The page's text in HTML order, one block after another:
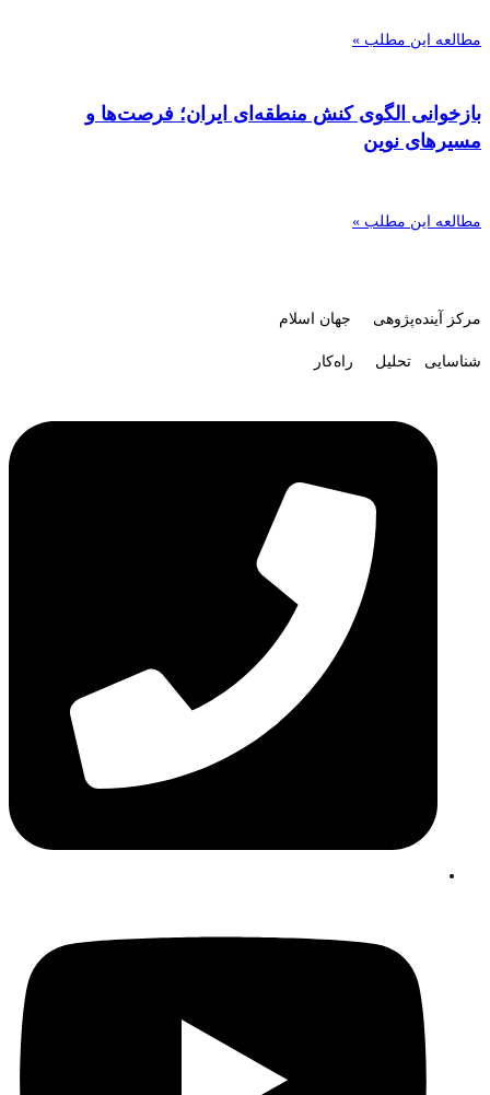
مطالعه این مطلب »
بازخوانی الگوی کنش منطقه‌ای ایران؛ فرصت‌ها و
مسیرهای نوین
مطالعه این مطلب »
مرکز آینده‌پژوهی جهان اسلام
شناسایی تحلیل راه‌کار